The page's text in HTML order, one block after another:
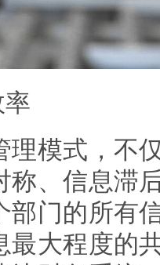
理模式，不
称、信息滞
部门的所有
最大程度的